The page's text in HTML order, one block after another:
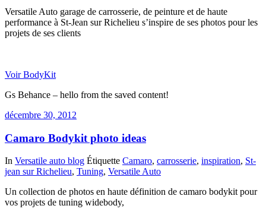
Versatile Auto garage de carrosserie, de peinture et de haute
performance à St-Jean sur Richelieu s’inspire de ses photos pour les
projets de ses clients
Voir BodyKit
Gs Behance – hello from the saved content!
décembre 30, 2012
Camaro Bodykit photo ideas
In Versatile auto blog Étiquette Camaro, carrosserie, inspiration, St-
jean sur Richelieu, Tuning, Versatile Auto
Un collection de photos en haute définition de camaro bodykit pour
vos projets de tuning widebody,